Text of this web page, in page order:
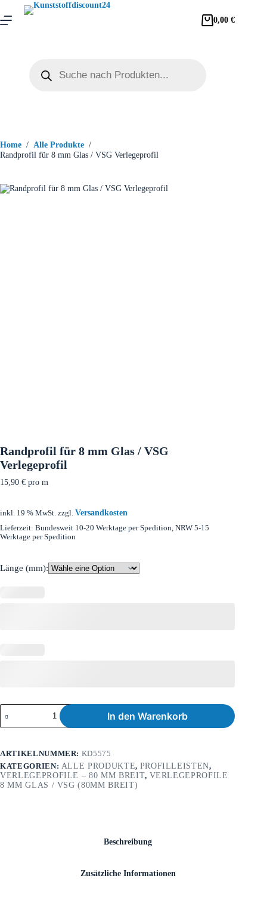
0,00€
Home / Alle Produkte /
Randprofil für 8 mm Glas / VSG Verlegeprofil
Randprofil für 8 mm Glas / VSG
Verlegeprofil
15,90 € pro m
inkl. 19 % MwSt. zzgl. Versandkosten
Lieferzeit: Bundesweit 10-20 Werktage per Spedition, NRW 5-15
Werktage per Spedition
Länge (mm):
In den Warenkorb
ARTIKELNUMMER: KD5575
KATEGORIEN: ALLE PRODUKTE, PROFILLEISTEN,
VERLEGEPROFILE – 80 MM BREIT, VERLEGEPROFILE
8 MM GLAS / VSG (80MM BREIT)
Beschreibung
Zusätzliche Informationen